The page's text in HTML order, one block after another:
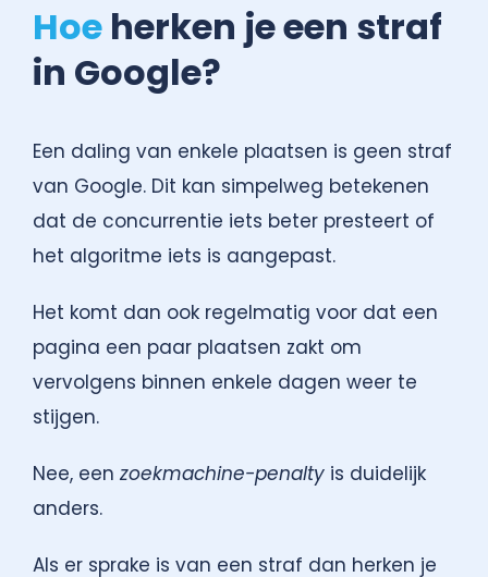
Hoe herken je een straf
in Google?
Een daling van enkele plaatsen is geen straf
van Google. Dit kan simpelweg betekenen
dat de concurrentie iets beter presteert of
het algoritme iets is aangepast.
Het komt dan ook regelmatig voor dat een
pagina een paar plaatsen zakt om
vervolgens binnen enkele dagen weer te
stijgen.
Nee, een zoekmachine-penaltyis duidelijk
anders.
Als er sprake is van een straf dan herken je